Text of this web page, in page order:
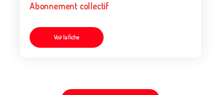
Abonnement collectif
Voir la fiche